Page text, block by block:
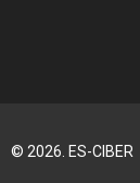
© 2026. ES-CIBER